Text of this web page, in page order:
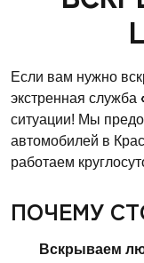
Если вам нужно
экстренная служба
ситуации! Мы
автомобилей в
работаем
ПОЧЕМУ
Вскрываем